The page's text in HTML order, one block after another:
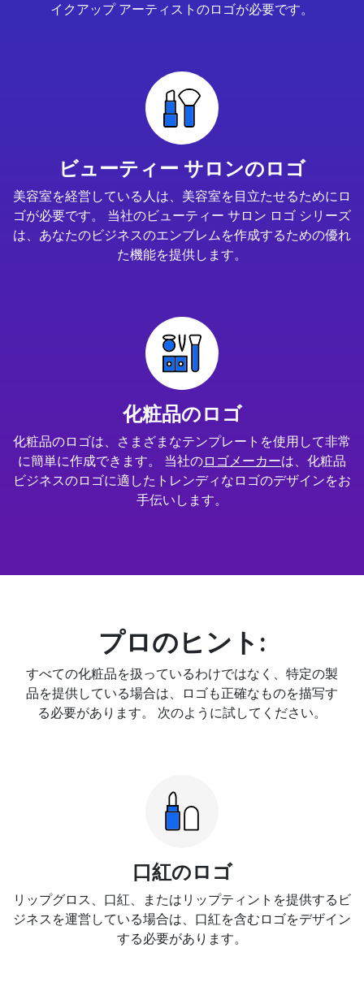
イクアップ アーティストのロゴが必要です。
ビューティー サロンのロゴ
美容室を経営している人は、美容室を目立たせるためにロ
ゴが必要です。 当社のビューティー サロン ロゴ シリーズ
は、あなたのビジネスのエンブレムを作成するための優れ
た機能を提供します。
化粧品のロゴ
化粧品のロゴは、さまざまなテンプレートを使用して非常
に簡単に作成できます。 当社のロゴメーカーは、化粧品
ビジネスのロゴに適したトレンディなロゴのデザインをお
手伝いします。
プロのヒント:
すべての化粧品を扱っているわけではなく、特定の製
品を提供している場合は、ロゴも正確なものを描写す
る必要があります。 次のように試してください。
口紅のロゴ
リップグロス、口紅、またはリップティントを提供するビ
ジネスを運営している場合は、口紅を含むロゴをデザイン
する必要があります。